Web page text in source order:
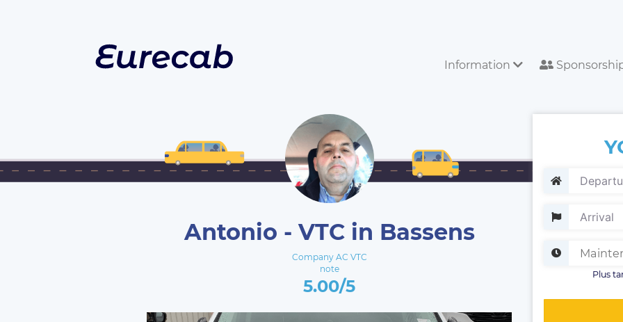
Information
Antonio - VTC in Bassens
Company AC VTC
note
5.00/5
Plus